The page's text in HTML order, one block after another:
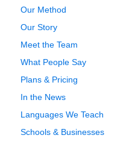
Our Method
Our Story
Meet the Team
What People Say
Plans & Pricing
In the News
Languages We Teach
Schools & Businesses